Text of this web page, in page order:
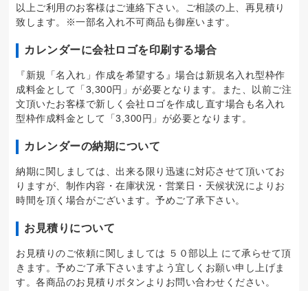
以上ご利用のお客様はご連絡下さい。ご相談の上、再見積り
致します。※一部名入れ不可商品も御座います。
カレンダーに会社ロゴを印刷する場合
『新規「名入れ」作成を希望する』場合は新規名入れ型枠作
成料金として「3,300円」が必要となります。また、以前ご注
文頂いたお客様で新しく会社ロゴを作成し直す場合も名入れ
型枠作成料金として「3,300円」が必要となります。
カレンダーの納期について
納期に関しましては、出来る限り迅速に対応させて頂いてお
りますが、制作内容・在庫状況・営業日・天候状況によりお
時間を頂く場合がございます。予めご了承下さい。
お見積りについて
お見積りのご依頼に関しましては ５０部以上 にて承らせて頂
きます。予めご了承下さいますよう宜しくお願い申し上げま
す。各商品のお見積りボタンよりお問い合わせください。